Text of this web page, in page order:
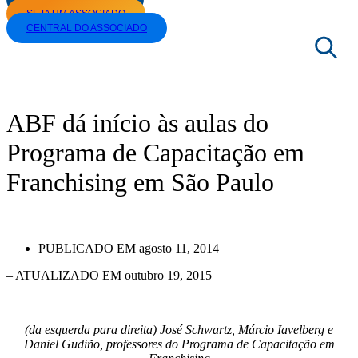
SEJA UM ASSOCIADO
CENTRAL DO ASSOCIADO
ABF dá início às aulas do
Programa de Capacitação em
Franchising em São Paulo
PUBLICADO EM agosto 11, 2014
– ATUALIZADO EM outubro 19, 2015
(da esquerda para direita) José Schwartz, Márcio Iavelberg e
Daniel Gudiño, professores do Programa de Capacitação em